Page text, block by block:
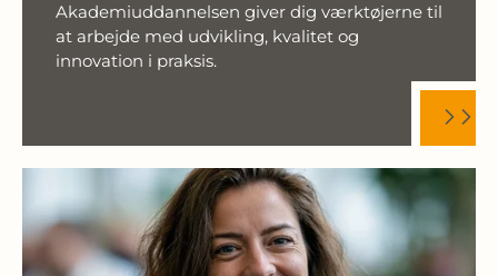
Akademiuddannelsen giver dig værktøjerne til
at arbejde med udvikling, kvalitet og
innovation i praksis.